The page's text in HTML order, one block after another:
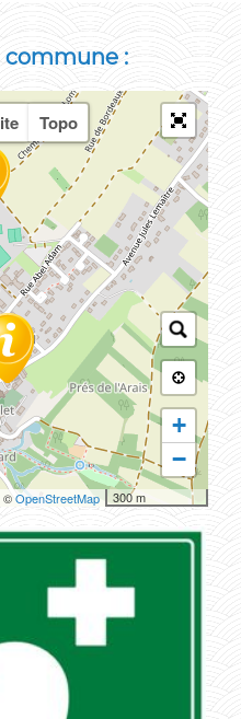
commune :
Topo
+
−
300 m
©OpenStreetMap